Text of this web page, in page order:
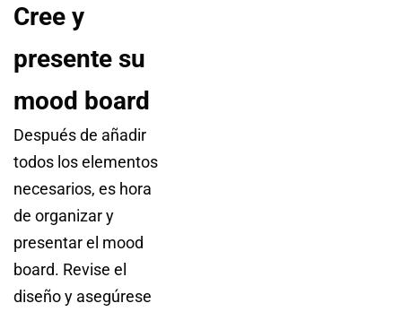
Cree y
presente su
mood board
Después de añadir
todos los elementos
necesarios, es hora
de organizar y
presentar el mood
board. Revise el
diseño y asegúrese